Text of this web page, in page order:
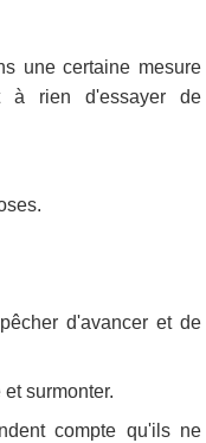
une certaine mesure
à rien d'essayer de
d'avancer et de
surmonter.
compte qu'ils ne